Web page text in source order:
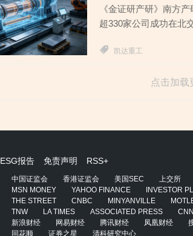
《金证研产研》南方
超330家公司成功在北
凯达重工
点击加载
ESG报告 免责声明 RSS+
中国证监会 香港证监会 美国SEC 上交所
MSN MONEY
YAHOO FINANCE INVESTOR
THE STREET
CNBC MINYANVILLE
TNW
LA TIMES ASSOCIATED PRESS
新浪财经
网易财经 腾讯财经 凤凰财经
同花顺
证券之星 清科研究中心